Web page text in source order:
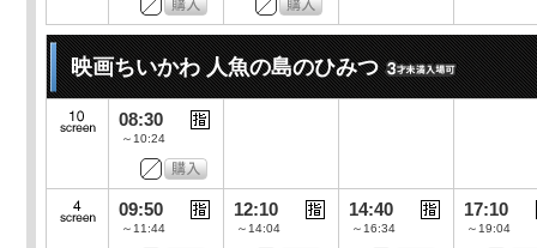
映画ちいかわ 人魚の島のひみつ
08:30
～10:24
09:50
～11:44
12:10
～14:04
14:40
～16:34
17:10
～19:04